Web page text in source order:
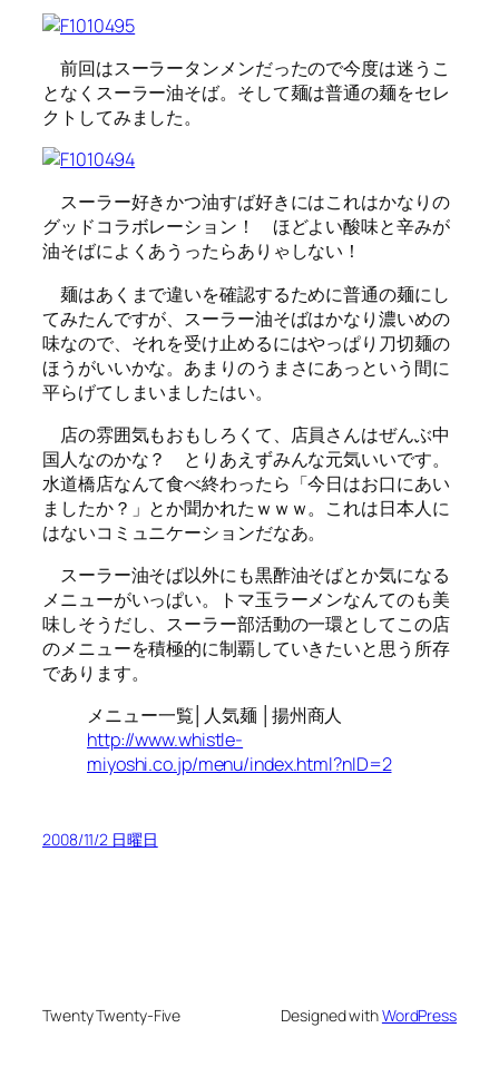
前回はスーラータンメンだったので今度は迷うこ
となくスーラー油そば。そして麺は普通の麺をセレ
クトしてみました。
スーラー好きかつ油すば好きにはこれはかなりの
グッドコラボレーション！ ほどよい酸味と辛みが
油そばによくあうったらありゃしない！
麺はあくまで違いを確認するために普通の麺にし
てみたんですが、スーラー油そばはかなり濃いめの
味なので、それを受け止めるにはやっぱり刀切麺の
ほうがいいかな。あまりのうまさにあっという間に
平らげてしまいましたはい。
店の雰囲気もおもしろくて、店員さんはぜんぶ中
国人なのかな？ とりあえずみんな元気いいです。
水道橋店なんて食べ終わったら「今日はお口にあい
ましたか？」とか聞かれたｗｗｗ。これは日本人に
はないコミュニケーションだなあ。
スーラー油そば以外にも黒酢油そばとか気になる
メニューがいっぱい。トマ玉ラーメンなんてのも美
味しそうだし、スーラー部活動の一環としてこの店
のメニューを積極的に制覇していきたいと思う所存
であります。
メニュー一覧│人気麺 │揚州商人
http://www.whistle-
miyoshi.co.jp/menu/index.html?nID=2
2008/11/2 日曜日
Twenty Twenty-Five Designed withWordPress